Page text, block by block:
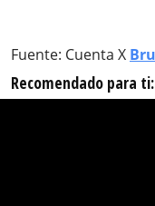
Fuente: Cuenta X
Recomendado para ti: